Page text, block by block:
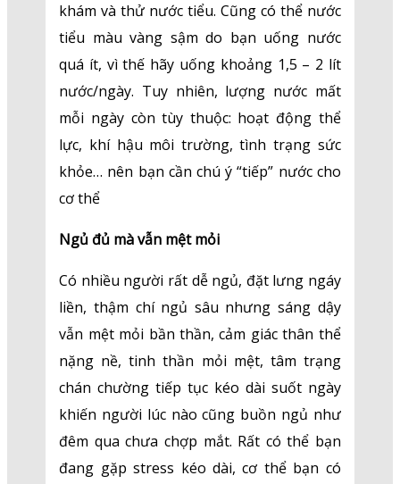
khám và thử nước tiểu. Cũng có thể nước
tiểu màu vàng sậm do bạn uống nước
quá ít, vì thế hãy uống khoảng 1,5 – 2 lít
nước/ngày. Tuy nhiên, lượng nước mất
mỗi ngày còn tùy thuộc: hoạt động thể
lực, khí hậu môi trường, tình trạng sức
khỏe… nên bạn cần chú ý “tiếp” nước cho
cơ thể
Ngủ đủ mà vẫn mệt mỏi
Có nhiều người rất dễ ngủ, đặt lưng ngáy
liền, thậm chí ngủ sâu nhưng sáng dậy
vẫn mệt mỏi bần thần, cảm giác thân thể
nặng nề, tinh thần mỏi mệt, tâm trạng
chán chường tiếp tục kéo dài suốt ngày
khiến người lúc nào cũng buồn ngủ như
đêm qua chưa chợp mắt. Rất có thể bạn
đang gặp stress kéo dài, cơ thể bạn có